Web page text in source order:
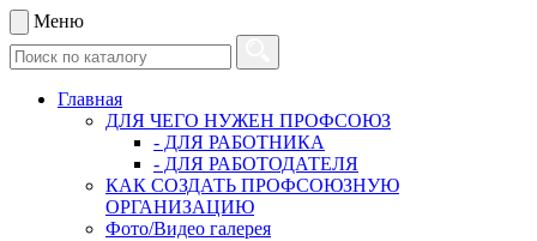
Меню
Главная
ДЛЯ ЧЕГО НУЖЕН ПРОФСОЮЗ
- ДЛЯ РАБОТНИКА
- ДЛЯ РАБОТОДАТЕЛЯ
КАК СОЗДАТЬ ПРОФСОЮЗНУЮ
ОРГАНИЗАЦИЮ
Фото/Видео галерея